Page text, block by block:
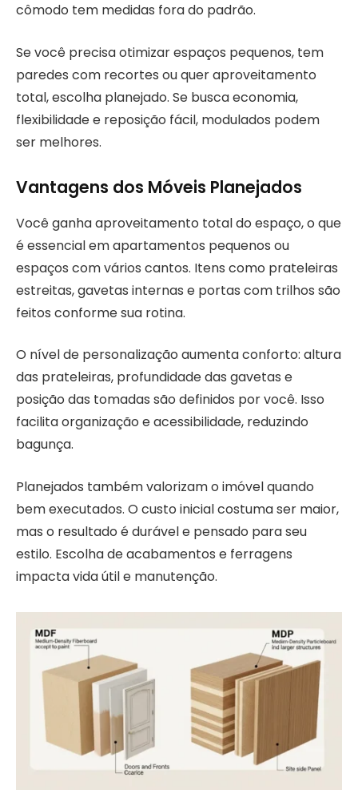
cômodo tem medidas fora do padrão.
Se você precisa otimizar espaços pequenos, tem
paredes com recortes ou quer aproveitamento
total, escolha planejado. Se busca economia,
flexibilidade e reposição fácil, modulados podem
ser melhores.
Vantagens dos Móveis Planejados
Você ganha aproveitamento total do espaço, o que
é essencial em apartamentos pequenos ou
espaços com vários cantos. Itens como prateleiras
estreitas, gavetas internas e portas com trilhos são
feitos conforme sua rotina.
O nível de personalização aumenta conforto: altura
das prateleiras, profundidade das gavetas e
posição das tomadas são definidos por você. Isso
facilita organização e acessibilidade, reduzindo
bagunça.
Planejados também valorizam o imóvel quando
bem executados. O custo inicial costuma ser maior,
mas o resultado é durável e pensado para seu
estilo. Escolha de acabamentos e ferragens
impacta vida útil e manutenção.